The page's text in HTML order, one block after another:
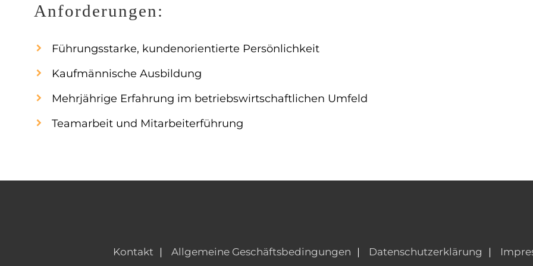
Anforderungen:
Führungsstarke, kundenorientierte Persönlichkeit
Kaufmännische Ausbildung
Mehrjährige Erfahrung im betriebswirtschaftlichen Umfeld
Teamarbeit und Mitarbeiterführung
Kontakt Allgemeine Geschäftsbedingungen Datenschutzerklärung